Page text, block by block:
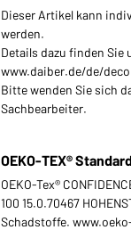
Dieser Artikel kann
werden.
Details dazu finden Sie
www.daiber.de/de/
Bitte wenden Sie sich
Sachbearbeiter.
OEKO-TEX®
OEKO-Tex®
100 15.0.70467
Schadstoffe.